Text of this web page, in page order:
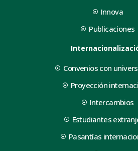
Innova
Publicaciones
Convenios con
Proyección
Intercambios
Estudiantes
Pasantías